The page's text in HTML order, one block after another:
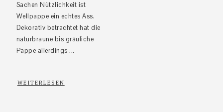
Sachen Nützlichkeit ist
Wellpappe ein echtes Ass.
Dekorativ betrachtet hat die
naturbraune bis gräuliche
Pappe allerdings ...
WEITERLESEN